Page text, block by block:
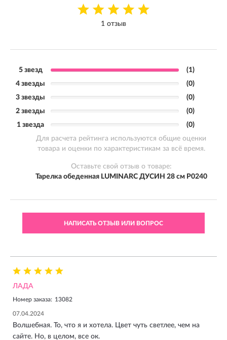
1 отзыв
5 звезд
(1)
4 звезды
(0)
3 звезды
(0)
2 звезды
(0)
1 звезда
(0)
Для расчета рейтинга используются общие оценки
товара и оценки по характеристикам за всё время.
Оставьте свой отзыв о товаре:
Тарелка обеденная LUMINARC ДУСИН 28 см P0240
НАПИСАТЬ ОТЗЫВ ИЛИ ВОПРОС
ЛАДА
Номер заказа: 13082
07.04.2024
Волшебная. То, что я и хотела. Цвет чуть светлее, чем на
сайте. Но, в целом, все ок.